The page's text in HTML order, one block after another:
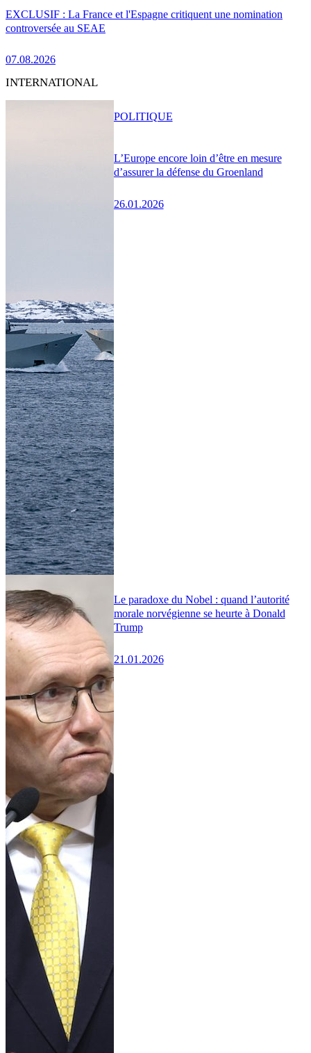
EXCLUSIF : La France et l'Espagne critiquent une nomination
controversée au SEAE
07.08.2026
INTERNATIONAL
L’Europe encore loin d’être en mesure
d’assurer la défense du Groenland
26.01.2026
POLITIQUE
Le paradoxe du Nobel : quand l’autorité
morale norvégienne se heurte à Donald
Trump
21.01.2026